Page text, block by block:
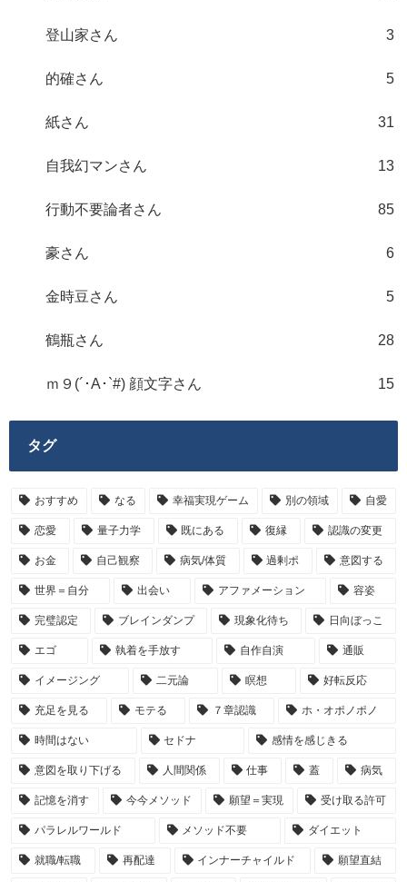
登山家さん 3
的確さん 5
紙さん 31
自我幻マンさん 13
行動不要論者さん 85
豪さん 6
金時豆さん 5
鶴瓶さん 28
ｍ９(´･A･`#) 顔文字さん 15
タグ
おすすめ なる 幸福実現ゲーム 別の領域 自愛
恋愛 量子力学 既にある 復縁 認識の変更
お金 自己観察 病気/体質 過剰ポ 意図する
世界＝自分 出会い アファメーション 容姿
完璧認定 ブレインダンプ 現象化待ち 日向ぼっこ
エゴ 執着を手放す 自作自演 通販
イメージング 二元論 瞑想 好転反応
充足を見る モテる ７章認識 ホ・オポノポノ
時間はない セドナ 感情を感じきる
意図を取り下げる 人間関係 仕事 蓋 病気
記憶を消す 今今メソッド 願望＝実現 受け取る許可
パラレルワールド メソッド不要 ダイエット
就職/転職 再配達 インナーチャイルド 願望直結